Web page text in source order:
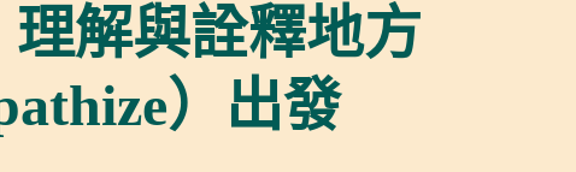
理解與詮釋地方
）出發